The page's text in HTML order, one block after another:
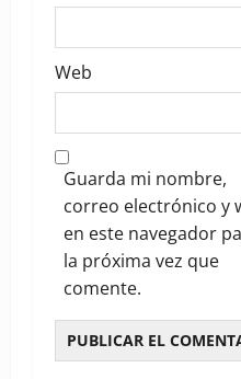
Web
Guarda mi nombre,
correo electrónico y
en este navegador
la próxima vez que
comente.